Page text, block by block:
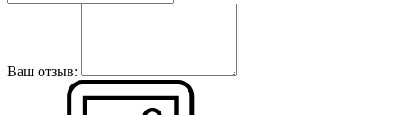
Ваш отзыв: